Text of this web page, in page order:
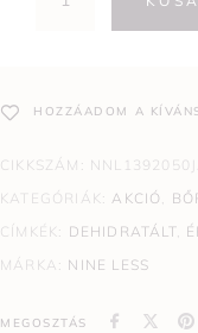
HOZZÁADOM A
CIKKSZÁM:
KATEGÓRIÁK:AKCIÓ ,
CÍMKÉK: DEHIDRATÁLT,
MÁRKA: NINE LESS
MEGOSZTÁS